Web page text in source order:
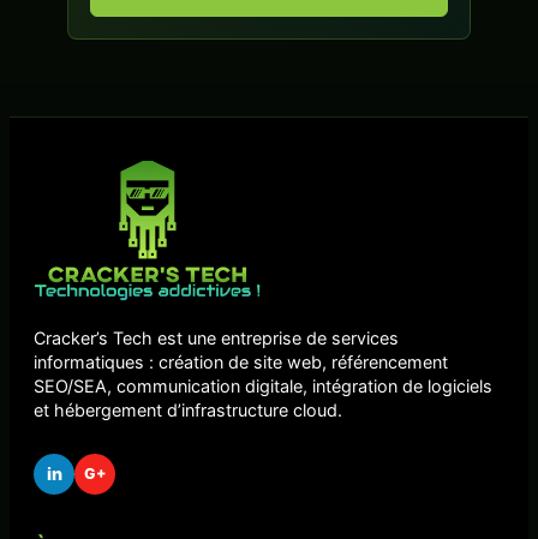
Cracker’s Tech est une entreprise de services
informatiques : création de site web, référencement
SEO/SEA, communication digitale, intégration de logiciels
et hébergement d’infrastructure cloud.
in G+